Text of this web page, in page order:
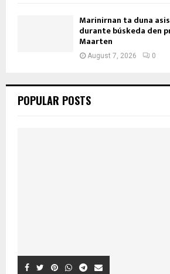
Marinirnan ta duna
durante búskeda den
Maarten
August 7, 2026 0
POPULAR POSTS